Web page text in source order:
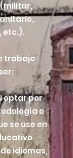
etc.).
trabajo
optar por
o
se use en
idiomas,